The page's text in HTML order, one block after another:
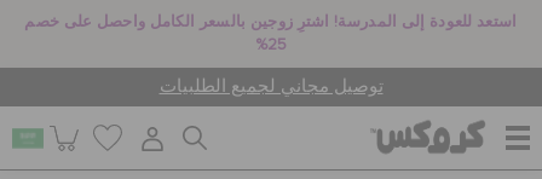
استعد للعودة إلى المدرسة! اشترِ زوجين بالسعر الكامل واحصل على خصم
25%
توصيل مجاني لجميع الطلبيات